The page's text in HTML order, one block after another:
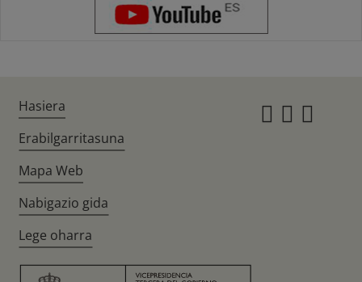
Hasiera
Erabilgarritasuna
Mapa Web
Nabigazio gida
Lege oharra